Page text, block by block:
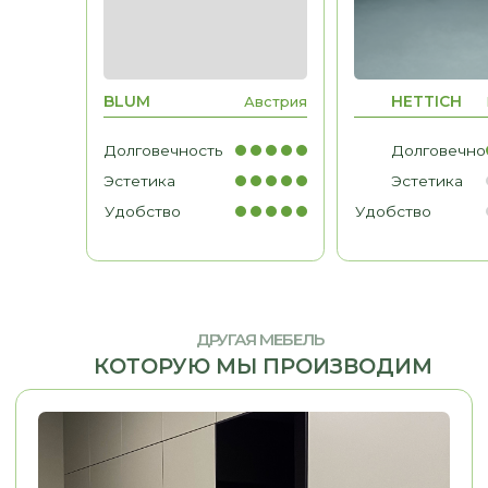
ДРУГАЯ МЕБЕЛЬ
КОТОРУЮ МЫ ПРОИЗВОДИМ
Рабочие места, мебель для
кабинетов, зоны ресепшн